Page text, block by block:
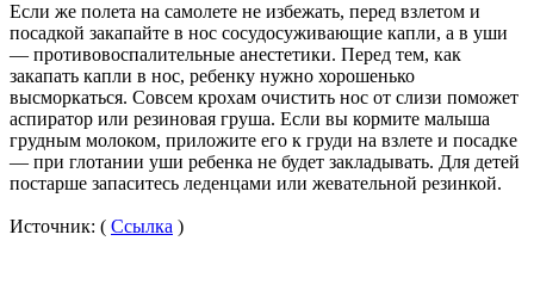
Если же полета на самолете не избежать, перед взлетом и
посадкой закапайте в нос сосудосуживающие капли, а в уши
— противовоспалительные анестетики. Перед тем, как
закапать капли в нос, ребенку нужно хорошенько
высморкаться. Совсем крохам очистить нос от слизи поможет
аспиратор или резиновая груша. Если вы кормите малыша
грудным молоком, приложите его к груди на взлете и посадке
— при глотании уши ребенка не будет закладывать. Для детей
постарше запаситесь леденцами или жевательной резинкой.
Источник: ( Ссылка )